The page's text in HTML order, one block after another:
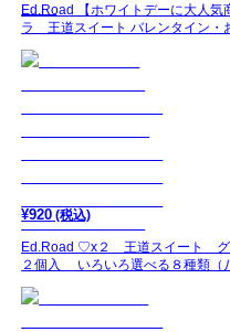
Ed.Road 【ホワイトデーに大人気
ラ 王道スイート バレンタイン・
¥920 (税込)
Ed.Road ♡x２ 王道スイート グ
２個入 いろいろ選べる８種類（